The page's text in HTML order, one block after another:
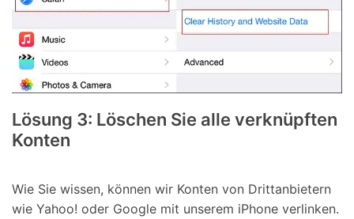
Lösung 3: Löschen Sie alle verknüpften
Konten
Wie Sie wissen, können wir Konten von Drittanbietern
wie Yahoo! oder Google mit unserem iPhone verlinken.